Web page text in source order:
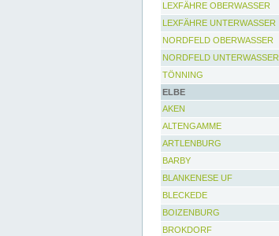
LEXFÄHRE OBERWASSER
LEXFÄHRE UNTERWASSER
NORDFELD OBERWASSER
NORDFELD UNTERWASSER
TÖNNING
ELBE
AKEN
ALTENGAMME
ARTLENBURG
BARBY
BLANKENESE UF
BLECKEDE
BOIZENBURG
BROKDORF